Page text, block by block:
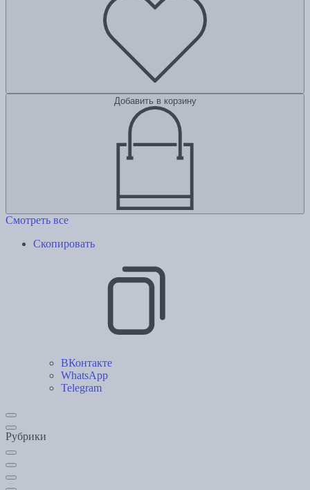
Добавить в корзину
Смотреть все
Скопировать
ВКонтакте
WhatsApp
Telegram
Рубрики